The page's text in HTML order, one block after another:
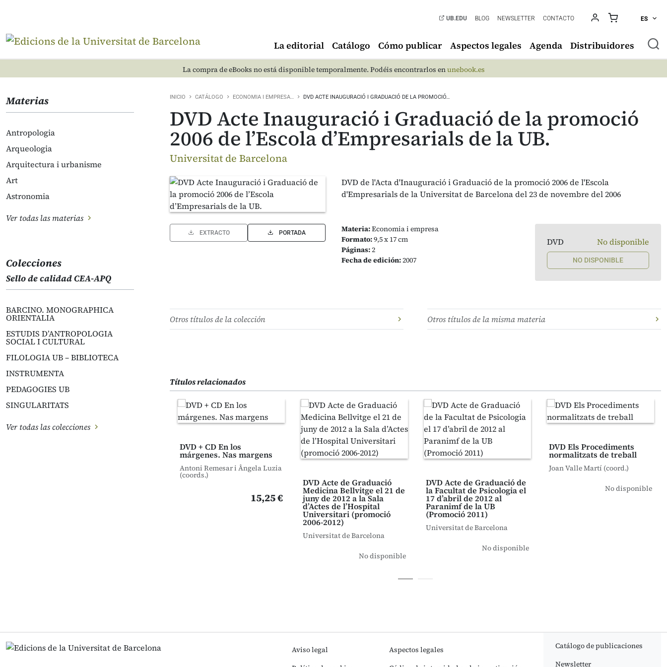
UB.EDU BLOG NEWSLETTER CONTACTO ES
La editorial Catálogo Cómo publicar Aspectos legales Agenda Distribuidores
La compra de eBooks no está disponible temporalmente. Podéis encontrarlos enunebook.es
Materias
Antropologia
Arqueologia
Arquitectura i urbanisme
Art
Astronomia
Ver todas las materias
Colecciones
Sello de calidad CEA-APQ
BARCINO. MONOGRAPHICA
ORIENTALIA
ESTUDIS D’ANTROPOLOGIA
SOCIAL I CULTURAL
FILOLOGIA UB – BIBLIOTECA
INSTRUMENTA
PEDAGOGIES UB
SINGULARITATS
Ver todas las colecciones
INICIO CATÁLOGO ECONOMIA I EMPRESA… DVD ACTE INAUGURACIÓ I GRADUACIÓ DE LA PROMOCIÓ…
DVD Acte Inauguració i Graduació de la promoció
2006 de l’Escola d’Empresarials de la UB.
Universitat de Barcelona
EXTRACTO PORTADA
DVD de l'Acta d'Inauguració i Graduació de la promoció 2006 de l'Escola
d'Empresarials de la Universitat de Barcelona del 23 de novembre del 2006
Materia:Economia i empresa
Formato:9,5 x 17 cm
Páginas:2
Fecha de edición:2007
DVD No disponible
NO DISPONIBLE
Otros títulos de la colección Otros títulos de la misma materia
Títulos relacionados
DVD + CD En los
márgenes. Nas margens
Antoni Remesar i Ângela Luzia
(coords.)
15,25 €
DVD Acte de Graduació
Medicina Bellvitge el 21 de
juny de 2012 a la Sala
d’Actes de l’Hospital
Universitari (promoció
2006-2012)
Universitat de Barcelona
No disponible
DVD Acte de Graduació de
la Facultat de Psicologia el
17 d’abril de 2012 al
Paranimf de la UB
(Promoció 2011)
Universitat de Barcelona
No disponible
DVD Els Procediments
normalitzats de treball
Joan Valle Martí (coord.)
No disponible
Aviso legal
Aspectos legales
Catálogo de publicaciones
Newsletter